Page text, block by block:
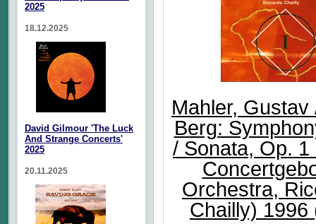
Mahler, Gustav
Berg:
/ Sonata, Op. 1
Orchestra,
Chailly) 1996
2025
18.12.2025
David Gilmour 'The Luck
And Strange Concerts'
2025
20.11.2025